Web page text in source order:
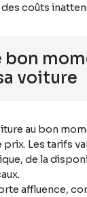
coûts
bon
voiture
au bon
prix. Les tarifs
de la
affluence,